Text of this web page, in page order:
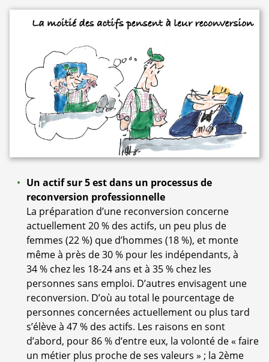
Un actif sur 5 est dans un processus de
reconversion professionnelle
La préparation d’une reconversion concerne
actuellement 20 % des actifs, un peu plus de
femmes (22 %) que d’hommes (18 %), et monte
même à près de 30 % pour les indépendants, à
34 % chez les 18-24 ans et à 35 % chez les
personnes sans emploi. D’autres envisagent une
reconversion. D’où au total le pourcentage de
personnes concernées actuellement ou plus tard
s’élève à 47 % des actifs. Les raisons en sont
d’abord, pour 86 % d’entre eux, la volonté de « faire
un métier plus proche de ses valeurs » ; la 2ème